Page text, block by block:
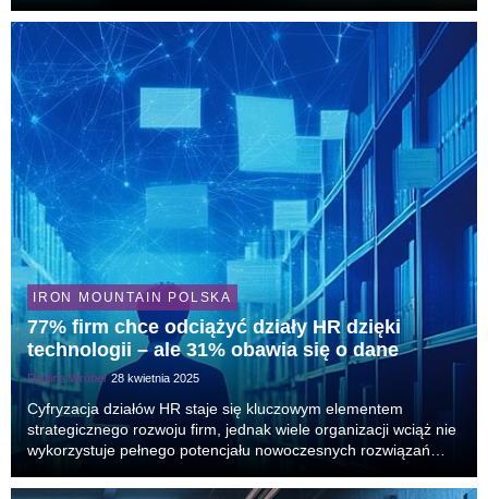
publiczną – papierowa korespondencja ustępuje...
IRON MOUNTAIN POLSKA
77% firm chce odciążyć działy HR dzięki
technologii – ale 31% obawia się o dane
Paulina Wróbel 28 kwietnia 2025
Cyfryzacja działów HR staje się kluczowym elementem
strategicznego rozwoju firm, jednak wiele organizacji wciąż nie
wykorzystuje pełnego potencjału nowoczesnych rozwiązań
77% respondentów dostrzega w cyfrowym zarzą...